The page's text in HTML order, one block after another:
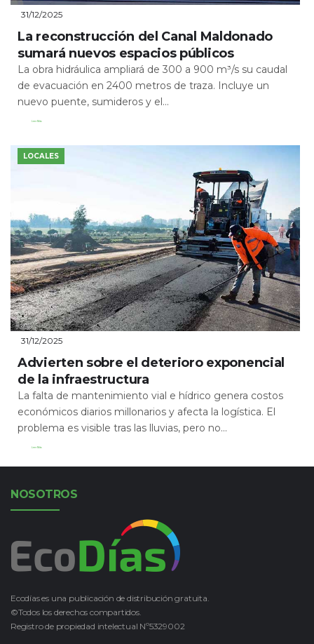
31/12/2025
La reconstrucción del Canal Maldonado
sumará nuevos espacios públicos
La obra hidráulica ampliará de 300 a 900 m³/s su caudal
de evacuación en 2400 metros de traza. Incluye un
nuevo puente, sumideros y el...
Leer Más
LOCALES
31/12/2025
Advierten sobre el deterioro exponencial
de la infraestructura
La falta de mantenimiento vial e hídrico genera costos
económicos diarios millonarios y afecta la logística. El
problema es visible tras las lluvias, pero no...
Leer Más
NOSOTROS
Ecodías es una publicación de distribución gratuita.
©Todos los derechos compartidos.
Registro de propiedad intelectual Nº5329002